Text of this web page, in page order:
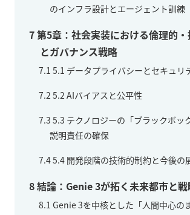
のインフラ設計とエージェント訓練
7第5章：社会実装における倫理的
とガバナンス戦略
7.1 5.1 データプライバシーとセキュリ
7.2 5.2 AIバイアスと公平性
7.3 5.3 テクノロジーの「ブラックボッ
説明責任の確保
7.45.4 開発段階の技術的制約と今後の
8結論：Genie 3が拓く未来都市と
8.1 Genie 3を中核とした「人間中心の